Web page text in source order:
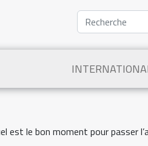
est le bon moment pour passer